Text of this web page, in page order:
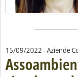
15/09/2022 - Aziende